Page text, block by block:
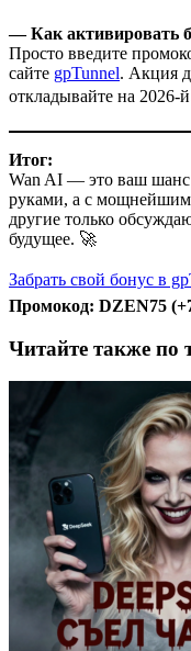
— Как активировать
Просто введите
сайте gpTunnel. Акция
откладывайте на 2026-
Итог:
Wan AI — это ваш
руками, а с
другие только
будущее. 🚀
Забрать свой бонус в
Промокод: DZEN75
Читайте также по